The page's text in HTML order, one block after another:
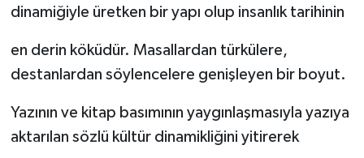
dinamiğiyle üretken bir yapı olup insanlık tarihinin
en derin köküdür. Masallardan türkülere,
destanlardan söylencelere genişleyen bir boyut.
Yazının ve kitap basımının yaygınlaşmasıyla yazıya
aktarılan sözlü kültür dinamikliğini yitirerek